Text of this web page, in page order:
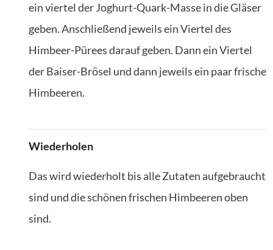
ein viertel der Joghurt-Quark-Masse in die Gläser
geben. Anschließend jeweils ein Viertel des
Himbeer-Pürees darauf geben. Dann ein Viertel
der Baiser-Brösel und dann jeweils ein paar frische
Himbeeren.
Wiederholen
Das wird wiederholt bis alle Zutaten aufgebraucht
sind und die schönen frischen Himbeeren oben
sind.